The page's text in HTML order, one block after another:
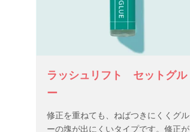
ラッシュリフト セットグル
ー
修正を重ねても、ねばつきにくくグル
ーの塊が出にくいタイプです。修正が